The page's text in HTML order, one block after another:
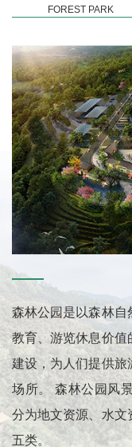
FOREST PARK
森林公园是以森林自
教育、游览休息价值
建设，为人们提供旅
场所。 森林公园风
分为地文资源、水文
五类。